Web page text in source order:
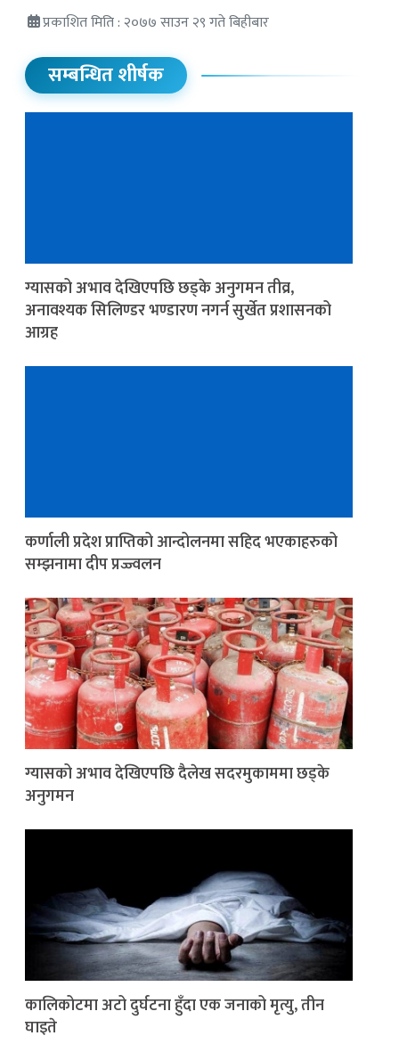
प्रकाशित मिति : २०७७ साउन २९ गते बिहीबार
सम्बन्धित शीर्षक
ग्यासको अभाव देखिएपछि छड्के अनुगमन तीव्र,
अनावश्यक सिलिण्डर भण्डारण नगर्न सुर्खेत प्रशासनको
आग्रह
कर्णाली प्रदेश प्राप्तिको आन्दोलनमा सहिद भएकाहरुको
सम्झनामा दीप प्रज्ज्वलन
ग्यासको अभाव देखिएपछि दैलेख सदरमुकाममा छड्के
अनुगमन
कालिकोटमा अटो दुर्घटना हुँदा एक जनाको मृत्यु, तीन
घाइते